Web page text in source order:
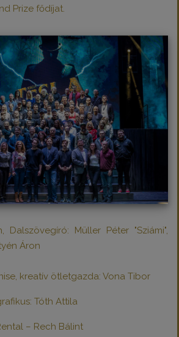
Prize fődíjat.
Dalszövegíró: Müller Péter "Sziámi",
Áron
kreatív ötletgazda: Vona Tibor
Tóth Attila
– Rech Bálint